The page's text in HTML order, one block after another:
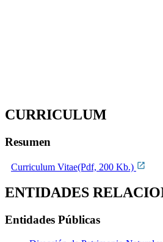
CURRICULUM
Resumen
Curriculum Vitae(Pdf, 200 Kb.)
ENTIDADES
Entidades Públicas